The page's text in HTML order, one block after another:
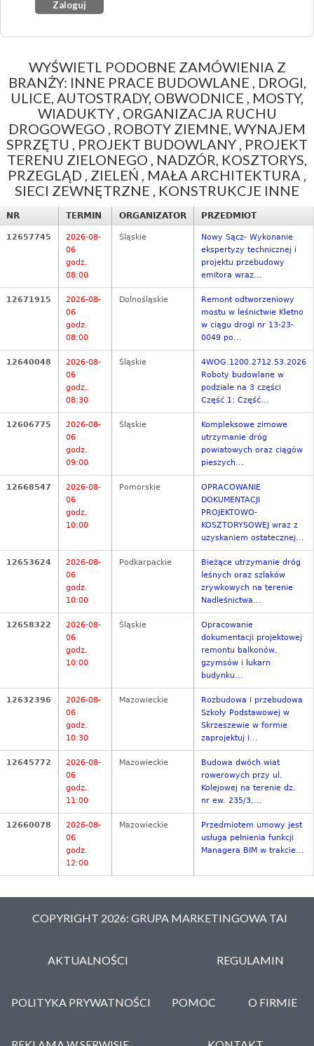
WYŚWIETL PODOBNE ZAMÓWIENIA Z
BRANŻY: INNE PRACE BUDOWLANE , DROGI,
ULICE, AUTOSTRADY, OBWODNICE , MOSTY,
WIADUKTY , ORGANIZACJA RUCHU
DROGOWEGO , ROBOTY ZIEMNE, WYNAJEM
SPRZĘTU , PROJEKT BUDOWLANY , PROJEKT
TERENU ZIELONEGO , NADZÓR, KOSZTORYS,
PRZEGLĄD , ZIELEŃ , MAŁA ARCHITEKTURA ,
SIECI ZEWNĘTRZNE , KONSTRUKCJE INNE
NR TERMIN ORGANIZATOR PRZEDMIOT
12657745
2026-08-
06
godz.
08:00
Śląskie
Nowy Sącz- Wykonanie
ekspertyzy technicznej i
projektu przebudowy
emitora wraz...
12671915
2026-08-
06
godz.
08:00
Dolnośląskie
Remont odtworzeniowy
mostu w leśnictwie Kletno
w ciągu drogi nr 13-23-
0049 po...
12640048
2026-08-
06
godz.
08:30
Śląskie
4WOG.1200.2712.53.2026
Roboty budowlane w
podziale na 3 części
Część 1: Część...
12606775
2026-08-
06
godz.
09:00
Śląskie
Kompleksowe zimowe
utrzymanie dróg
powiatowych oraz ciągów
pieszych...
12668547
2026-08-
06
godz.
10:00
Pomorskie
OPRACOWANIE
DOKUMENTACJI
PROJEKTOWO-
KOSZTORYSOWEJ wraz z
uzyskaniem ostatecznej...
12653624
2026-08-
06
godz.
10:00
Podkarpackie
Bieżące utrzymanie dróg
leśnych oraz szlaków
zrywkowych na terenie
Nadleśnictwa...
12658322
2026-08-
06
godz.
10:00
Śląskie
Opracowanie
dokumentacji projektowej
remontu balkonów,
gzymsów i lukarn
budynku...
12632396
2026-08-
06
godz.
10:30
Mazowieckie
Rozbudowa i przebudowa
Szkoły Podstawowej w
Skrzeszewie w formie
zaprojektuj i...
12645772
2026-08-
06
godz.
11:00
Mazowieckie
Budowa dwóch wiat
rowerowych przy ul.
Kolejowej na terenie dz.
nr ew. 235/3,...
12660078
2026-08-
06
godz.
12:00
Mazowieckie
Przedmiotem umowy jest
usługa pełnienia funkcji
Managera BIM w trakcie...
COPYRIGHT 2026: GRUPA MARKETINGOWA TAI
AKTUALNOŚCI REGULAMIN
POLITYKA PRYWATNOŚCI POMOC O FIRMIE